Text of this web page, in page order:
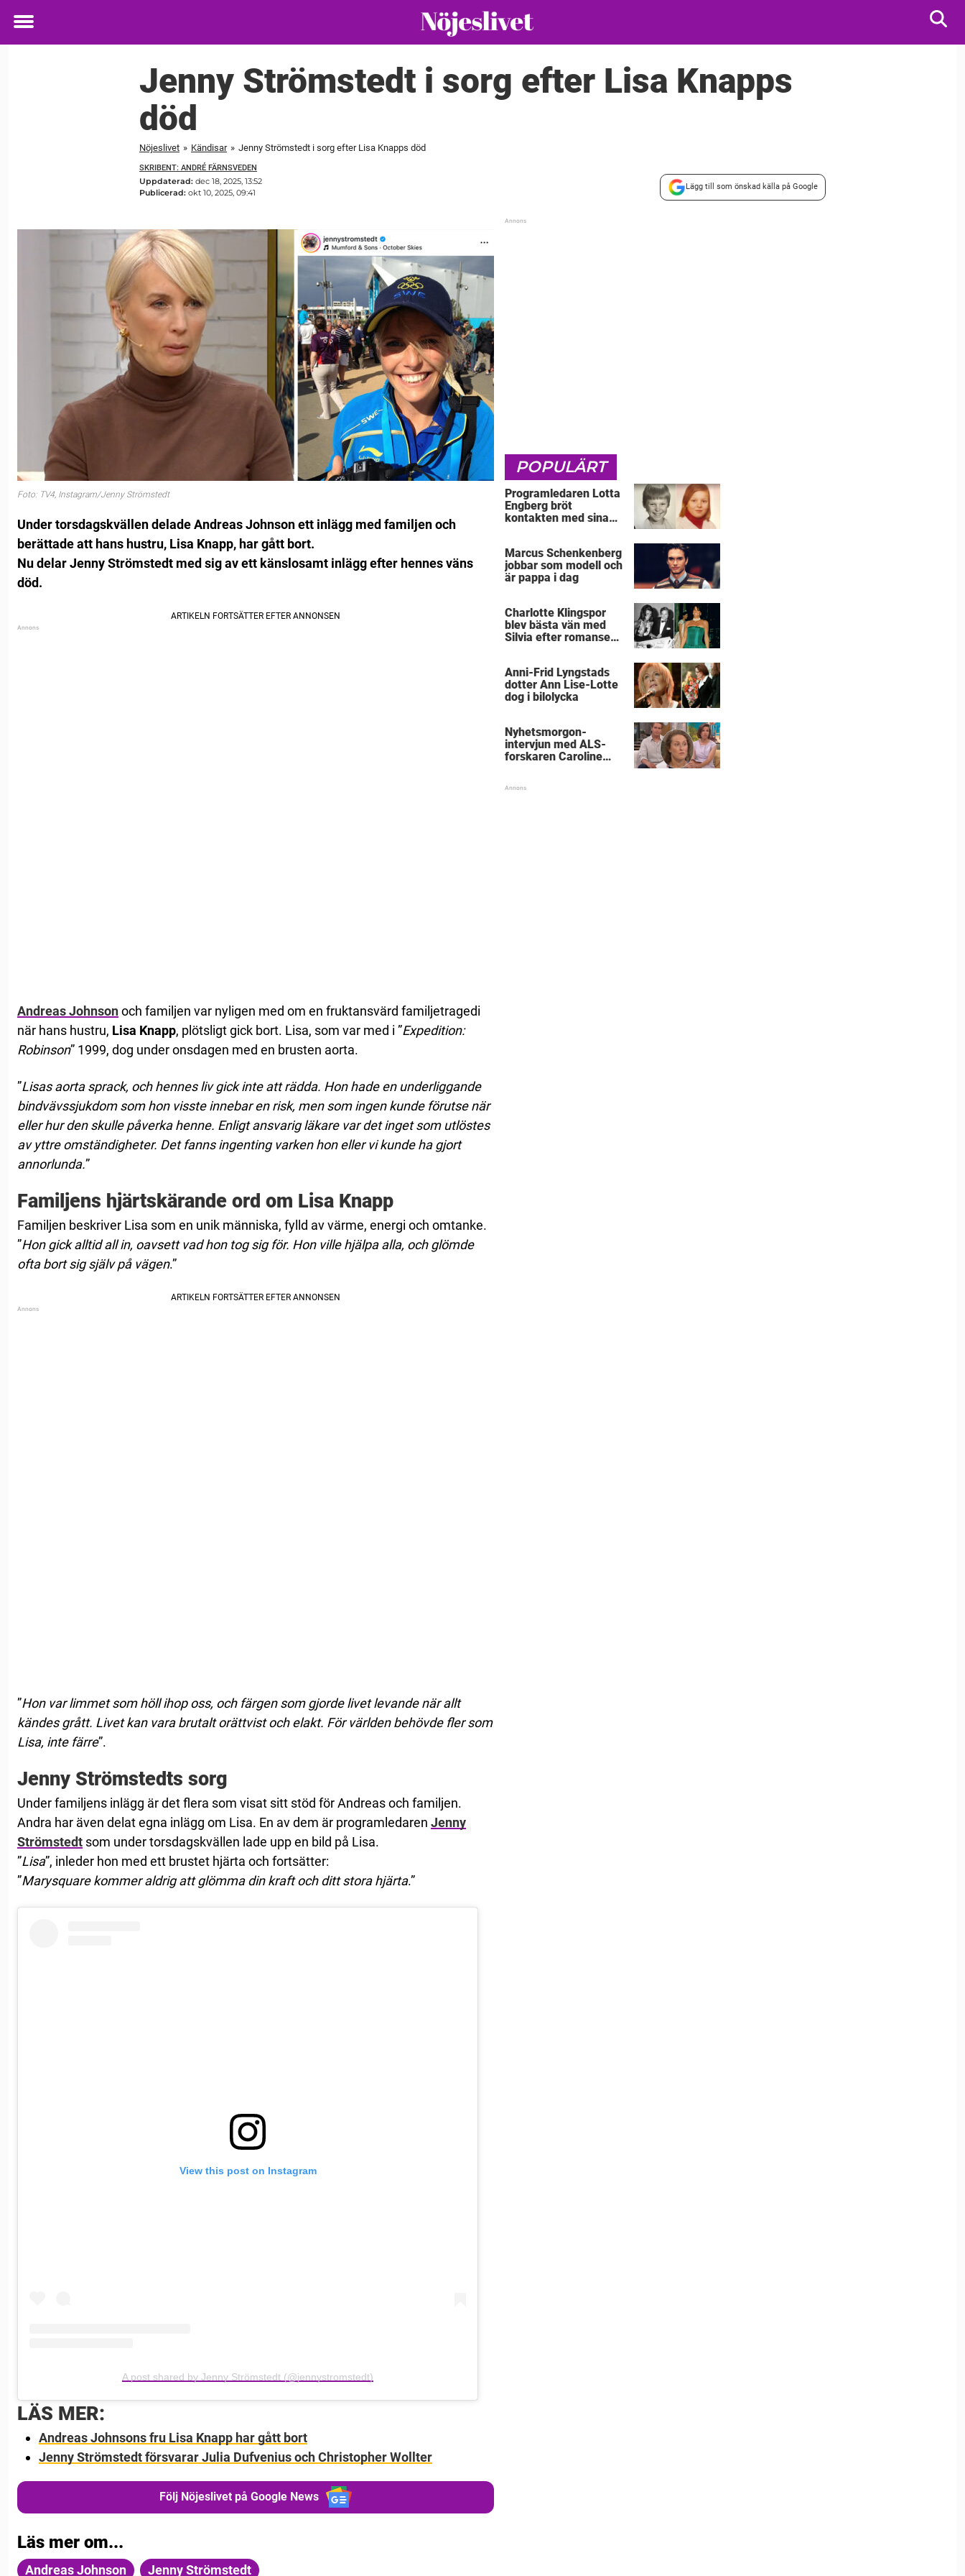
Toggle
Jenny Strömstedt i sorg efter Lisa Knapps
död
Nöjeslivet » Kändisar » Jenny Strömstedt i sorg efter Lisa Knapps död
SKRIBENT: ANDRÉ FÄRNSVEDEN
Uppdaterad: dec 18, 2025, 13:52
Publicerad: okt 10, 2025, 09:41
Lägg till som önskad källa på Google
Foto: TV4, Instagram/Jenny Strömstedt
Under torsdagskvällen delade Andreas Johnson ett inlägg med familjen och
berättade att hans hustru, Lisa Knapp, har gått bort.
Nu delar Jenny Strömstedt med sig av ett känslosamt inlägg efter hennes väns
död.
Andreas Johnsonoch familjen var nyligen med om en fruktansvärd familjetragedi
när hans hustru, Lisa Knapp, plötsligt gick bort. Lisa, som var med i ”Expedition:
Robinson” 1999, dog under onsdagen med en brusten aorta.
”Lisas aorta sprack, och hennes liv gick inte att rädda. Hon hade en underliggande
bindvävssjukdom som hon visste innebar en risk, men som ingen kunde förutse när
eller hur den skulle påverka henne. Enligt ansvarig läkare var det inget som utlöstes
av yttre omständigheter. Det fanns ingenting varken hon eller vi kunde ha gjort
annorlunda.”
Familjens hjärtskärande ord om Lisa Knapp
Familjen beskriver Lisa som en unik människa, fylld av värme, energi och omtanke.
”Hon gick alltid all in, oavsett vad hon tog sig för. Hon ville hjälpa alla, och glömde
ofta bort sig själv på vägen.”
”Hon var limmet som höll ihop oss, och färgen som gjorde livet levande när allt
kändes grått. Livet kan vara brutalt orättvist och elakt. För världen behövde fler som
Lisa, inte färre”.
Jenny Strömstedts sorg
Under familjens inlägg är det flera som visat sitt stöd för Andreas och familjen.
Andra har även delat egna inlägg om Lisa. En av dem är programledaren Jenny
Strömstedt som under torsdagskvällen lade upp en bild på Lisa.
”Lisa”, inleder hon med ett brustet hjärta och fortsätter:
”Marysquare kommer aldrig att glömma din kraft och ditt stora hjärta.”
View this post on Instagram
A post shared by Jenny Strömstedt (@jennystromstedt)
LÄS MER:
Andreas Johnsons fru Lisa Knapp har gått bort
Jenny Strömstedt försvarar Julia Dufvenius och Christopher Wollter
Följ Nöjeslivet på Google News
POPULÄRT
Programledaren Lotta
Engberg bröt
kontakten med sina
Marcus Schenkenberg
jobbar som modell och
är pappa i dag
Charlotte Klingspor
blev bästa vän med
Silvia efter romansen
Anni-Frid Lyngstads
dotter Ann Lise-Lotte
dog i bilolycka
Nyhetsmorgon-
intervjun med ALS-
forskaren Caroline
Läs mer om...
Andreas Johnson Jenny Strömstedt